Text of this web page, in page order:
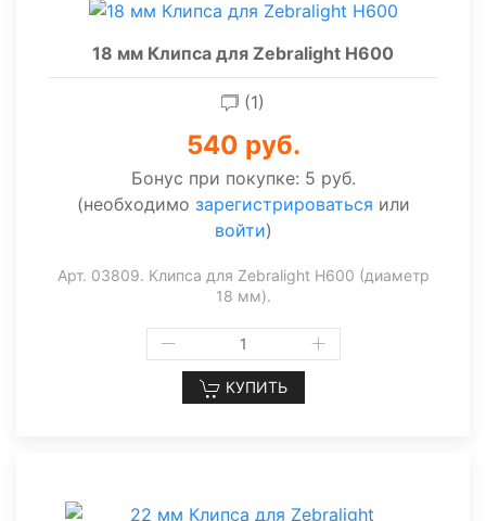
18 мм Клипса для Zebralight H600
(1)
540 руб.
Бонус при покупке: 5 руб.
(необходимо зарегистрироваться или
войти)
Арт. 03809. Клипса для Zebralight H600 (диаметр
18 мм).
КУПИТЬ